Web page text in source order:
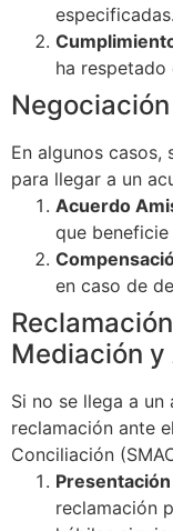
especificadas.
ha
En algunos casos,
para llegar a un
Acuerdo
que
en caso de
Mediación
Si no se llega a un
reclamación ante
Conciliación
reclamación